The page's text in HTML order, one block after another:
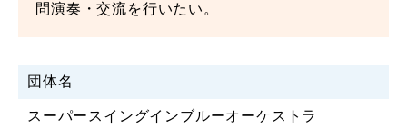
問演奏・交流を行いたい。
団体名
スーパースイングインブルーオーケストラ